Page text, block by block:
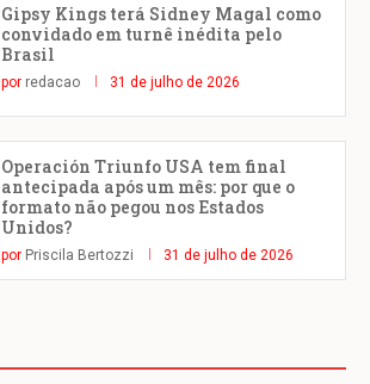
Gipsy Kings terá Sidney Magal como
convidado em turnê inédita pelo
Brasil
por redacao 31 de julho de 2026
Operación Triunfo USA tem final
antecipada após um mês: por que o
formato não pegou nos Estados
Unidos?
por Priscila Bertozzi 31 de julho de 2026